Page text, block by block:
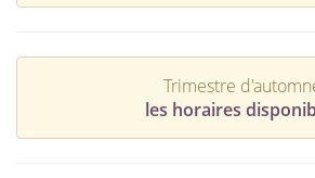
Trimestre
les horaires